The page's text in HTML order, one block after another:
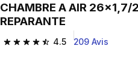
CHAMBRE A AIR 26x1,7/2,2 PRESTA AUTO
REPARANTE
4.5
4.5 out of 5 stars from 209
209 Avis